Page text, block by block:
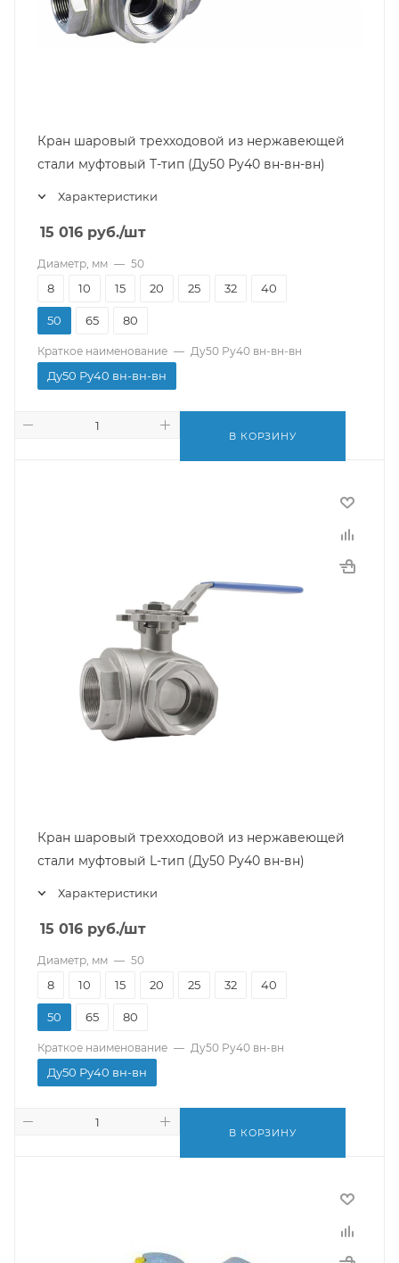
Кран шаровый трехходовой из нержавеющей
стали муфтовый Т-тип (Ду50 Ру40 вн-вн-вн)
Характеристики
15 016 руб./шт
Диаметр, мм — 50
8 10 15 20 25 32 40
50 65 80
Краткое наименование — Ду50 Ру40 вн-вн-вн
Ду50 Ру40 вн-вн-вн
В КОРЗИНУ
Кран шаровый трехходовой из нержавеющей
стали муфтовый L-тип (Ду50 Ру40 вн-вн)
Характеристики
15 016 руб./шт
Диаметр, мм — 50
8 10 15 20 25 32 40
50 65 80
Краткое наименование — Ду50 Ру40 вн-вн
Ду50 Ру40 вн-вн
В КОРЗИНУ